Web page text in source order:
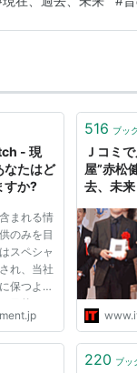
金沢の自宅へ帰って
- 現
なたはど
すか?
まれる情
のみを目
スペシャ
れ、当社
保つよう
目的にお
たはウェ
ックスに
516 ブッ
Ｊコミ
屋”赤松
去、未来
220 ブッ